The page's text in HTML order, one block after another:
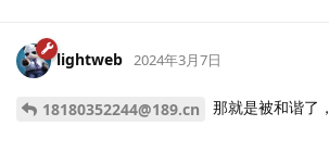
lightweb 2024年3月7日
18180352244@189.cn 那就是被和谐了